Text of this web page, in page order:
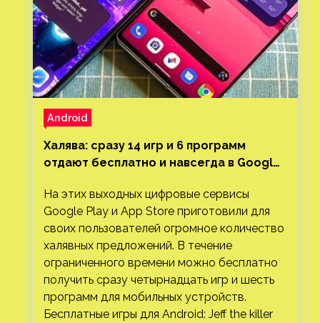
Android
Халява: сразу 14 игр и 6 программ
отдают бесплатно и навсегда в Google
загрузок
На этих выходных цифровые сервисы
Google Play и App Store приготовили для
своих пользователей огромное количество
халявных предложений. В течение
ограниченного времени можно бесплатно
получить сразу четырнадцать игр и шесть
программ для мобильных устройств.
Бесплатные игры для Android: Jeff the killer